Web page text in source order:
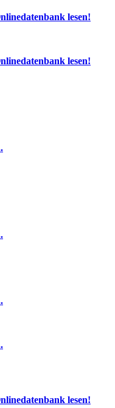
lesen!
lesen!
lesen!